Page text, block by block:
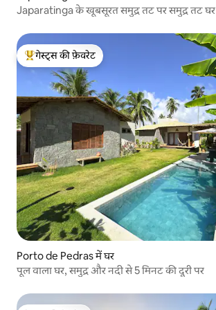
Japaratinga के खूबसूरत समुद्र तट पर समुद्र तट घर
गेस्ट्स का टॉप फ़ेवरेट
गेस्ट्स की फ़ेवरेट
Porto de Pedras में घर
पूल वाला घर, समुद्र और नदी से 5 मिनट की दूरी पर